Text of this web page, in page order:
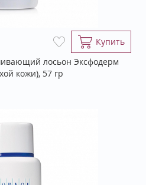
Купить
лосьон Эксфодерм
кожи), 57 гр